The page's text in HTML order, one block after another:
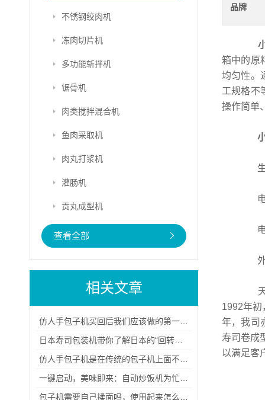
不锈钢绞肉机
冻肉切片机
多功能斩拌机
锯骨机
肉类搅拌混合机
鱼肉采取机
肉丸打浆机
灌肠机
贡丸成型机
查看全部
相关文章
品牌
箱中的原
均匀性。
工规格不
操作简单
生
电
电
外
天
1992年
年，我司
寿司卷成
以满足客